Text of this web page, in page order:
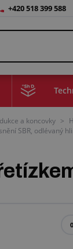
+420 518 399 588
a koncovky >
SBR, odlévaný